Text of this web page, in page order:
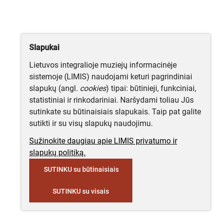
Slapukai
Lietuvos integralioje muziejų informacinėje
sistemoje (LIMIS) naudojami keturi pagrindiniai
slapukų (angl. cookies) tipai: būtinieji, funkciniai,
statistiniai ir rinkodariniai. Naršydami toliau Jūs
sutinkate su būtinaisiais slapukais. Taip pat galite
sutikti ir su visų slapukų naudojimu.
Sužinokite daugiau apie LIMIS privatumo ir
slapukų politiką.
SUTINKU su būtinaisiais
SUTINKU su visais